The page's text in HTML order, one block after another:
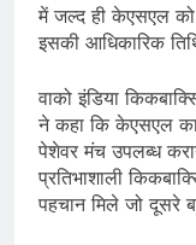
में जल्द ही केएसएल
इसकी आधिकारिक
वाको इंडिया
ने कहा कि केएसएल का
पेशेवर मंच उपलब्ध
प्रतिभाशाली
पहचान मिले जो दूसरे